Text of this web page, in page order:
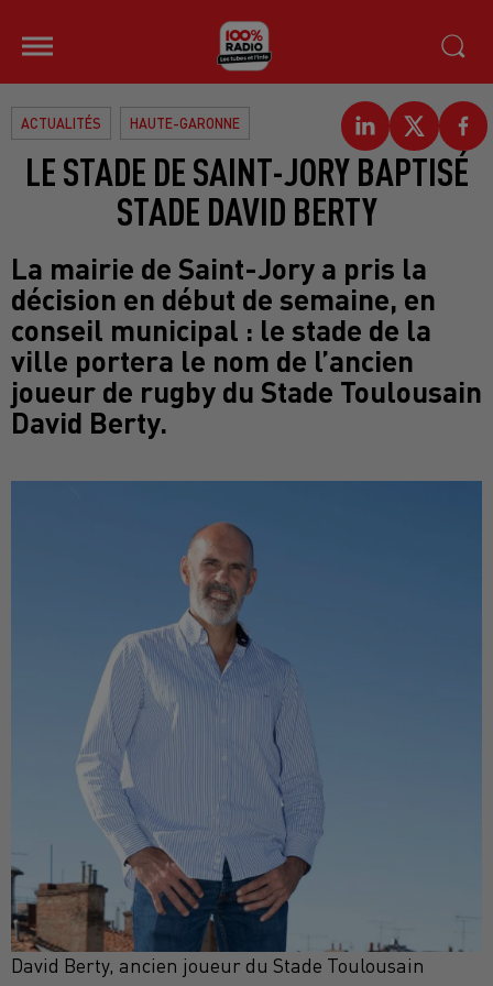
ACTUALITÉS HAUTE-GARONNE
LE STADE DE SAINT-JORY BAPTISÉ
STADE DAVID BERTY
La mairie de Saint-Jory a pris la
décision en début de semaine, en
conseil municipal : le stade de la
ville portera le nom de l’ancien
joueur de rugby du Stade Toulousain
David Berty.
David Berty, ancien joueur du Stade Toulousain